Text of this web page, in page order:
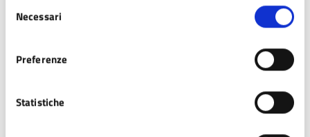
che contribuiscono a rendere fruibile il sito web abilitando
funzionalità di base quali la navigazione sulle pagine e
l’accesso alle aree protette del sito. Il sito web non è in
grado di funzionare correttamente senza questi cookie
delNecessari
Preferenze
Statistiche
Regolamento per l’attuazione di interventi
a sostegno delle attività commerciali e
traffico per la realizzazione di opere
Consulta il regolamento per l’attuazione di interventi a